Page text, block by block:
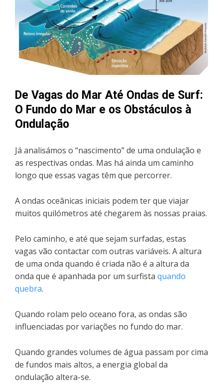
De Vagas do Mar Até Ondas de Surf:
O Fundo do Mar e os Obstáculos à
Ondulação
Já analisámos o “nascimento” de uma ondulação e
as respectivas ondas. Mas há ainda um caminho
longo que essas vagas têm que percorrer.
A ondas oceânicas iniciais podem ter que viajar
muitos quilómetros até chegarem às nossas praias.
Pelo caminho, e até que sejam surfadas, estas
vagas vão contactar com outras variáveis. A altura
de uma onda quando é criada não é a altura da
onda que é apanhada por um surfista quando
quebra.
Quando rolam pelo oceano fora, as ondas são
influenciadas por variações no fundo do mar.
Quando grandes volumes de água passam por cima
de fundos mais altos, a energia global da
ondulação altera-se.